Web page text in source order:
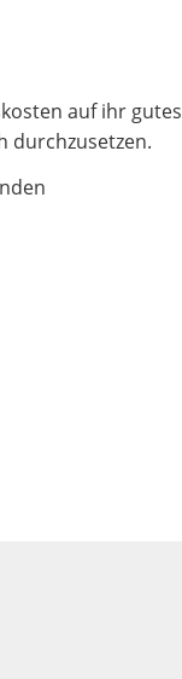
auf ihr gutes
durchzusetzen.